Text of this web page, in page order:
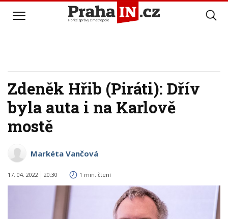
Zdeněk Hřib (Piráti): Dřív
byla auta i na Karlově
mostě
Markéta Vančová
17. 04. 2022 20:30 1 min. čtení